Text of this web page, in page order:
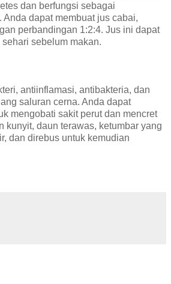
dan berfungsi sebagai
Anda dapat membuat jus cabai,
perbandingan 1:2:4. Jus ini dapat
sebelum makan.
antiinflamasi, antibakteria, dan
saluran cerna. Anda dapat
mengobati sakit perut dan mencret
kunyit, daun terawas, ketumbar yang
dan direbus untuk kemudian